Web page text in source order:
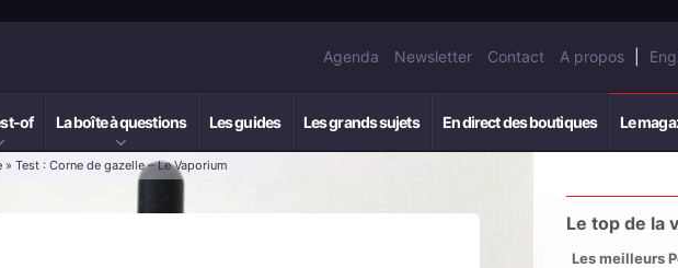
Agenda Newsletter Contact A propos
of La boîte à questions Les guides Les grands sujets En direct des boutiques Le
» Test : Corne de gazelle – Le Vaporium
Le top de la
Les meilleurs